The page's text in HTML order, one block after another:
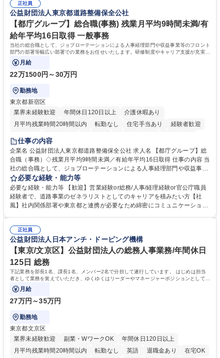
に、インバウンドのトップブランドに成長しております■旅が業務であ
り、日常です。旅好きにはこれ以上ない環境です 募集職種 【企画営業/行
政・企業向け観光推進支援】旅行ガイドブック『地球の歩き方』
であり、「地球の歩き方」としてどう取り組むか、共に形を作るコアメン
バーとして活躍いただきます。 学歴・資格 学歴：大学院 大学 語学力： 資
格：
正社員
公益財団法人東京都道路整備保全公社
【都庁グループ】総合職(事務) 残業月平均9時間未満/有
給年平均16日取得 一般事務
当社の総合職として、ジョブローテーションによる人事経理部門や収益事業等のフロント
部門の部署等幅広い部署での業務をお任せいたします。研修制度やキャリア支援が充実し
ております！ ※下記業務詳細
月給
22万1500円～30万円
勤務地
東京都新宿区
業界未経験歓迎
年間休日120日以上
介護休暇あり
月平均残業時間20時間以内
転勤なし 住宅手当あり
経験者歓迎
研修あり
退職金あり
駅近5分以内
資格取得手当あり 食事補助あり
仕事の内容
企業名 公益財団法人東京都道路整備保全公社 求人名 【都庁グループ】総
合職（事務）◇残業月平均9時間未満／有給年平均16日取得 仕事の内容 当
社の総合職として、ジョブローテーションによる人事経理部門や収益事業
等のフロント部門の部署等幅広い部署での業務をお任せいたします。研修
制度やキャリア支援が充実しております！ ※下記業務詳細 【業務詳細】■
管理部門：広報、人事、経理など当公社の運営に係る管理業務 ■収益部
門：駐車場の新規開拓、管理運営、新宿駅西口広場の「イベントコーナ
道路施設や道路工事現場の見学ツアー事業 ※入社後は上記いずれかの部門
へ配属。※業務内容変更の範囲：会社の定める業務 募集職種 【都庁グル
ープ】総合職（事務）◇残業月平均9時間未満／有給年平均16日取得
必要な経験・能力等
必要な経験・能力等 【歓迎】営業経験or総務/人事/経理経験or官公庁職員
経験者で、道路事業のゼネラリストとしてのキャリアを積みたい方【社
風】社内関係部署や東京都と連携が必要なため綿密にコミュニケーション
部門など多岐に渡る業務を経験できます。 ■様々なプロジェクト：駐車場
事業の他、新宿駅西口広場内に設置された照明を兼ねた広告「ブライトサ
イン」の管理運営を行うなど、事業収益を生み出す活動を積極的に行って
います。 学歴・資格 学歴：大学院 大学 高専 短大 専修学校 高校 語学力：
資格：
正社員
公益財団法人日本アンチ・ドーピング機構
【東京/文京区】公益財団法人の総務人事業務/年間休日
125日 総務
下記業務を部長1名、課長1名、メンバー2名で分担して遂行しています。 はじめは担当
者として業務を覚えていただき、ゆくゆくはリーダーやマネージャーポジションとして活
躍いただくことを期待しています。
月給
27万円～35万円
勤務地
東京都文京区
業界未経験歓迎
副業・WワークOK
年間休日120日以上
月平均残業時間20時間以内
転勤なし 英語 退職金あり
在宅OK